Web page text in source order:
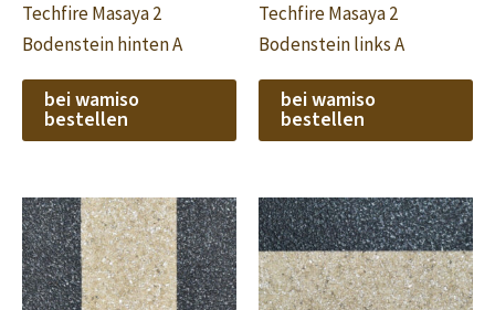
Techfire Masaya 2
Bodenstein hinten A
bei wamiso
bestellen
Techfire Masaya 2
Bodenstein links A
bei wamiso
bestellen